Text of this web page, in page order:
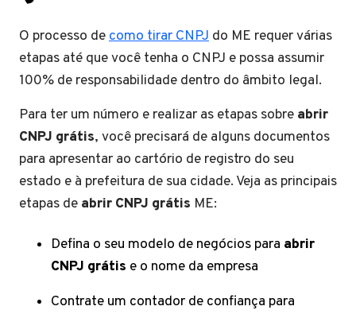
O processo decomo tirar CNPJ do ME requer várias
etapas até que você tenha o CNPJ e possa assumir
100% de responsabilidade dentro do âmbito legal.
Para ter um número e realizar as etapas sobre abrir
CNPJ grátis, você precisará de alguns documentos
para apresentar ao cartório de registro do seu
estado e à prefeitura de sua cidade. Veja as principais
etapas de abrir CNPJ grátis ME:
Defina o seu modelo de negócios para abrir
CNPJ grátis e o nome da empresa
Contrate um contador de confiança para